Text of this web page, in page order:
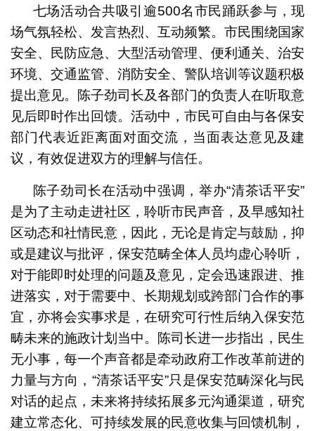
七场活动合共吸引逾500名市民踊跃参与，现
场气氛轻松、发言热烈、互动频繁。市民围绕国家
安全、民防应急、大型活动管理、便利通关、治安
环境、交通监管、消防安全、警队培训等议题积极
提出意见。陈子劲司长及各部门的负责人在听取意
见后即时作出回馈。活动中，市民可自由与各保安
部门代表近距离面对面交流，当面表达意见及建
议，有效促进双方的理解与信任。
陈子劲司长在活动中强调，举办“清茶话平安”
是为了主动走进社区，聆听市民声音，及早感知社
区动态和社情民意，因此，无论是肯定与鼓励，抑
或是建议与批评，保安范畴全体人员均虚心聆听，
对于能即时处理的问题及意见，定会迅速跟进、推
进落实，对于需要中、长期规划或跨部门合作的事
宜，亦将会实事求是，在研究可行性后纳入保安范
畴未来的施政计划当中。陈司长进一步指出，民生
无小事，每一个声音都是牵动政府工作改革前进的
力量与方向，“清茶话平安”只是保安范畴深化与民
对话的起点，未来将持续拓展多元沟通渠道，研究
建立常态化、可持续发展的民意收集与回馈机制，